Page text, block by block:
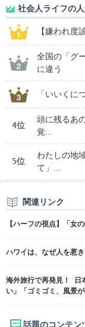
社会人ライフの
【嫌われ度
全国の「グ
に違う
「いいくに
4位
頭に残るあ
覚...
5位
わたしの地
て」...
関連リンク
【ハーフの視点】「女
ハワイは、なぜ人を惹
海外旅行で再発見！ 日
い」「ゴミゴミ、風景が
話題のコンテン